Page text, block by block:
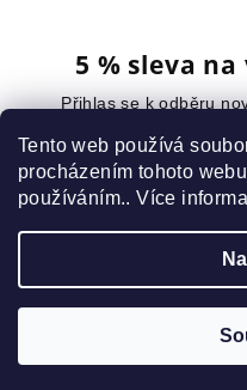
Tento web používá
procházením tohoto
používáním.. Více
5 % sleva
Přihlas se k odběru
Žádný spam.